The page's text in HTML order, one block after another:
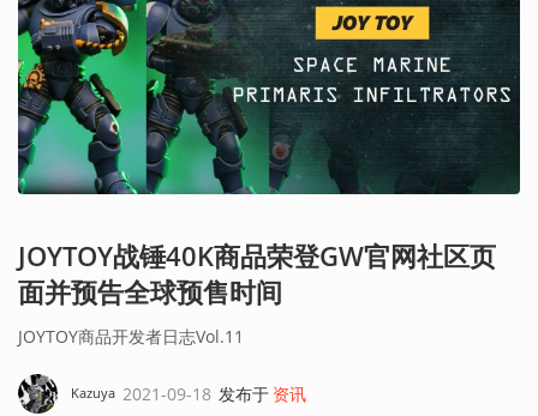
JOYTOY战锤40K商品荣登GW官网社区页
面并预告全球预售时间
JOYTOY商品开发者日志Vol.11
Kazuya 2021-09-18 发布于 资讯